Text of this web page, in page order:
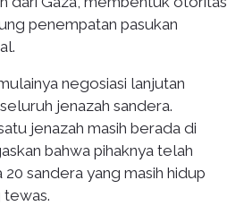
penempatan pasukan
negosiasi lanjutan
jenazah sandera.
jenazah masih berada di
bahwa pihaknya telah
sandera yang masih hidup
tewas.